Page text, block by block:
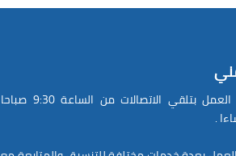
يقوم فريق العمل بتلقي الاتصالات من الساعة 9:30 صباحا